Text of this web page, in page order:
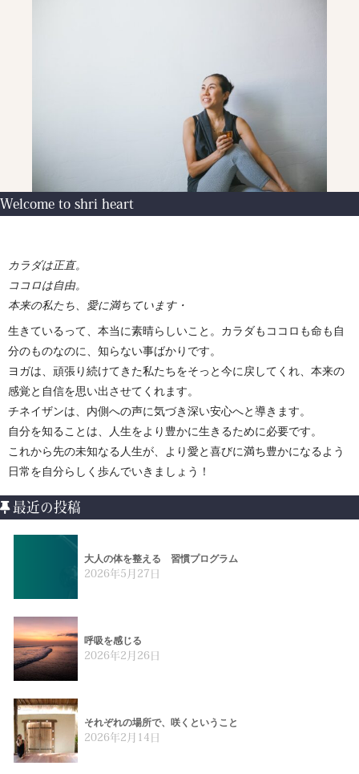
Welcome to shri heart
カラダは正直。
ココロは自由。
本来の私たち、愛に満ちています・
生きているって、本当に素晴らしいこと。カラダもココロも命も自
分のものなのに、知らない事ばかりです。
ヨガは、頑張り続けてきた私たちをそっと今に戻してくれ、本来の
感覚と自信を思い出させてくれます。
チネイザンは、内側への声に気づき深い安心へと導きます。
自分を知ることは、人生をより豊かに生きるために必要です。
これから先の未知なる人生が、より愛と喜びに満ち豊かになるよう
日常を自分らしく歩んでいきましょう！
最近の投稿
大人の体を整える 習慣プログラム
2026年5月27日
呼吸を感じる
2026年2月26日
それぞれの場所で、咲くということ
2026年2月14日